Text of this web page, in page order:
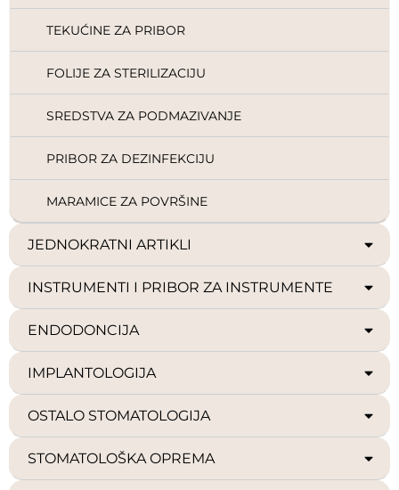
TEKUĆINE ZA PRIBOR
FOLIJE ZA STERILIZACIJU
SREDSTVA ZA PODMAZIVANJE
PRIBOR ZA DEZINFEKCIJU
MARAMICE ZA POVRŠINE
JEDNOKRATNI ARTIKLI
INSTRUMENTI I PRIBOR ZA INSTRUMENTE
ENDODONCIJA
IMPLANTOLOGIJA
OSTALO STOMATOLOGIJA
STOMATOLOŠKA OPREMA